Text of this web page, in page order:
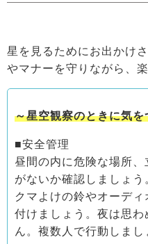
星を見るためにお出かけ
やマナーを守りながら、
～星空観察のときに気
■安全管理
昼間の内に危険な場所
がないか確認しましょう
クマよけの鈴やオーデ
付けましょう。夜は思
ん。複数人で行動しまし